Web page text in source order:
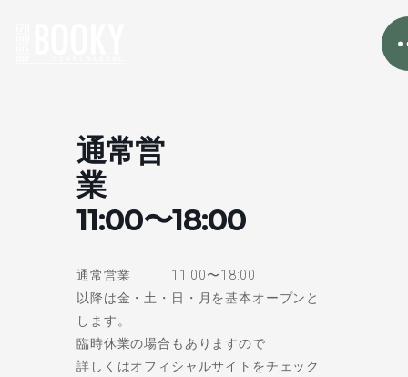
通常営
業
11:00〜18:00
通常営業 11:00〜18:00
以降は金・土・日・月を基本オープンと
します。
臨時休業の場合もありますので
詳しくはオフィシャルサイトをチェック